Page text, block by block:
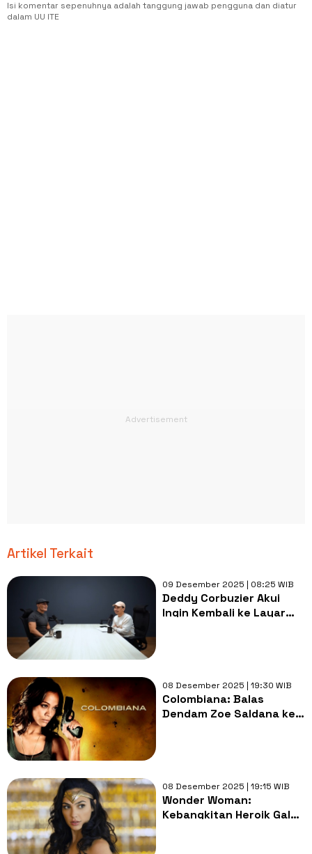
Isi komentar sepenuhnya adalah tanggung jawab pengguna dan diatur
dalam UU ITE
Artikel Terkait
09 Desember 2025 | 08:25 WIB
Deddy Corbuzier Akui
Ingin Kembali ke Layar
08 Desember 2025 | 19:30 WIB
Colombiana: Balas
Dendam Zoe Saldana ke
08 Desember 2025 | 19:15 WIB
Wonder Woman:
Kebangkitan Heroik Gal